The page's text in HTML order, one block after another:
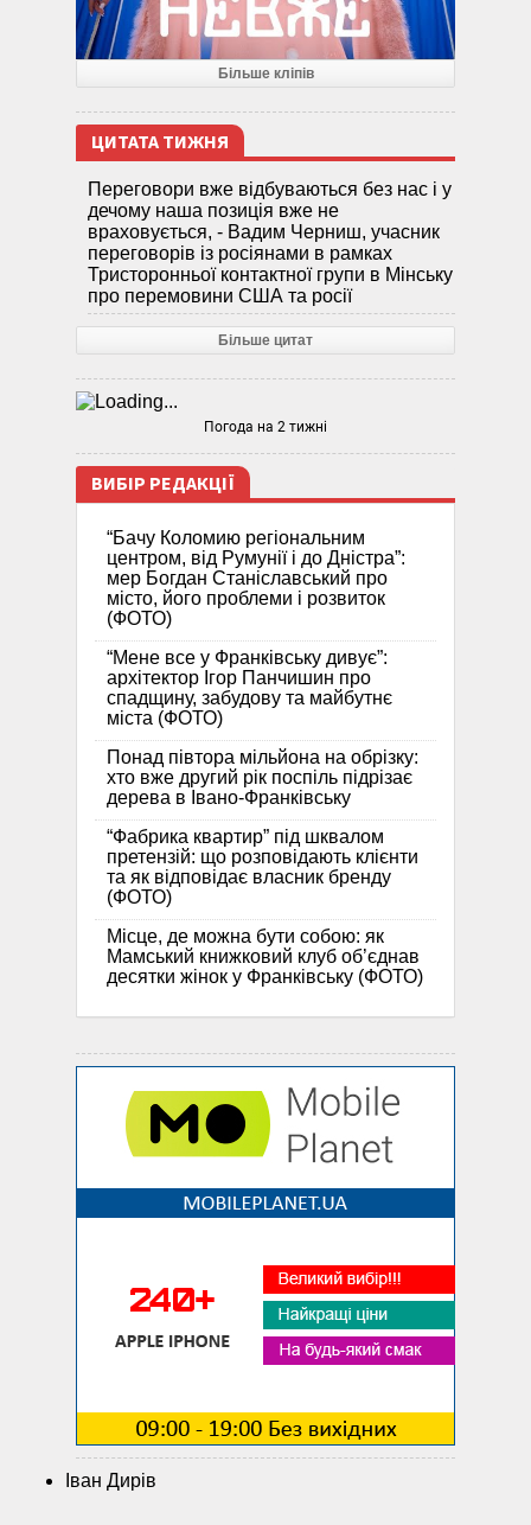
Більше кліпів
ЦИТАТА ТИЖНЯ
Переговори вже відбуваються без нас і у
дечому наша позиція вже не
враховується, - Вадим Черниш, учасник
переговорів із росіянами в рамках
Тристоронньої контактної групи в Мінську
про перемовини США та росії
Більше цитат
Погода на 2 тижні
ВИБІР РЕДАКЦІЇ
“Бачу Коломию регіональним
центром, від Румунії і до Дністра”:
мер Богдан Станіславський про
місто, його проблеми і розвиток
(ФОТО)
“Мене все у Франківську дивує”:
архітектор Ігор Панчишин про
спадщину, забудову та майбутнє
міста (ФОТО)
Понад півтора мільйона на обрізку:
хто вже другий рік поспіль підрізає
дерева в Івано-Франківську
“Фабрика квартир” під шквалом
претензій: що розповідають клієнти
та як відповідає власник бренду
(ФОТО)
Місце, де можна бути собою: як
Мамський книжковий клуб об’єднав
десятки жінок у Франківську (ФОТО)
Іван Дирів